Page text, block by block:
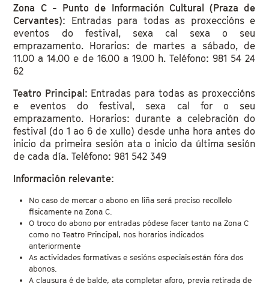
‍Zona C - Punto de Información Cultural (Praza de
Cervantes): Entradas para todas as proxeccións e
eventos do festival, sexa cal sexa o seu
emprazamento. Horarios: de martes a sábado, de
11.00 a 14.00 e de 16.00 a 19.00 h. Teléfono: 981 54 24
62
‍Teatro Principal: Entradas para todas as proxeccións
e eventos do festival, sexa cal for o seu
emprazamento. Horarios: durante a celebración do
festival (do 1 ao 6 de xullo) desde unha hora antes do
inicio da primeira sesión ata o inicio da última sesión
de cada día. Teléfono: 981 542 349
Información relevante:
No caso de mercar o abono en liña será preciso recollelo
fisicamente na Zona C.
O troco do abono por entradas pódese facer tanto na Zona C
como no Teatro Principal, nos horarios indicados
anteriormente
As actividades formativas e sesións especiais están fóra dos
abonos.
A clausura é de balde, ata completar aforo, previa retirada de